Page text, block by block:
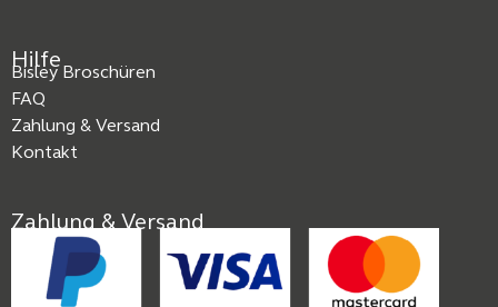
Hilfe
Bisley Broschüren
FAQ
Zahlung & Versand
Kontakt
Zahlung & Versand